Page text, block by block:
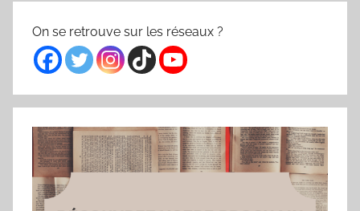
On se retrouve sur les réseaux ?